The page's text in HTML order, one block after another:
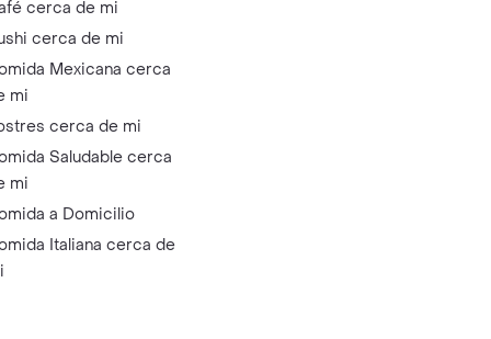
cerca de mi
cerca de mi
Mexicana cerca
mi
cerca de mi
Saludable cerca
mi
a Domicilio
Italiana cerca de